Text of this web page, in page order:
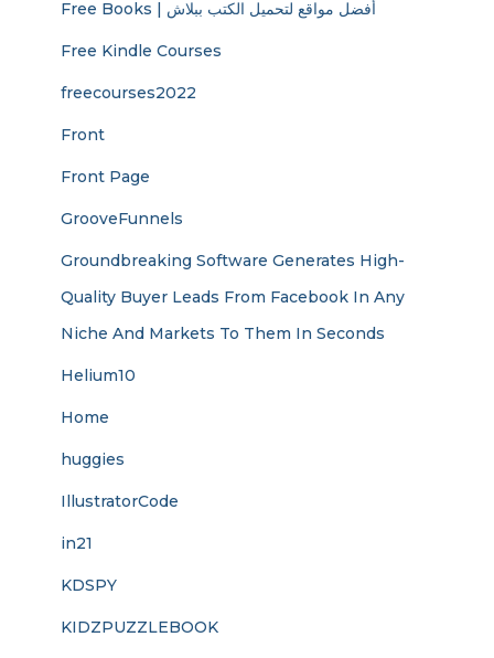
Free Books | أفضل مواقع لتحميل الكتب ببلاش
Free Kindle Courses
freecourses2022
Front
Front Page
GrooveFunnels
Groundbreaking Software Generates High-
Quality Buyer Leads From Facebook In Any
Niche And Markets To Them In Seconds
Helium10
Home
huggies
IllustratorCode
in21
KDSPY
KIDZPUZZLEBOOK